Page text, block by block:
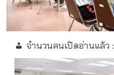
จำนวนคนเปิดอ่านแล้ว :